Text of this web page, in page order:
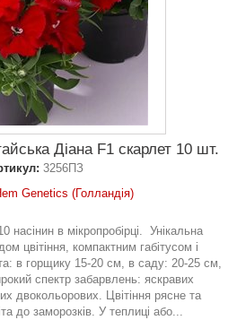
Діана F1 скарлет 10 шт.
3256ПЗ
Genetics (Голландія)
насінин в мікропробірці. Унікальна
цвітіння, компактним габітусом і
в горщику 15-20 см, в саду: 20-25 см,
спектр забарвлень: яскравих
двокольорових. Цвітіння рясне та
до заморозків. У теплиці або...